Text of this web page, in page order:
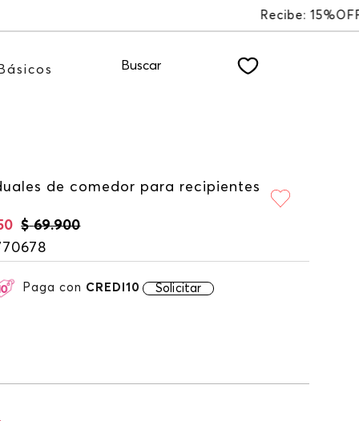
Básicos Buscar
de comedor para recipientes
$ 69.900
Paga con CREDI10 Solicitar